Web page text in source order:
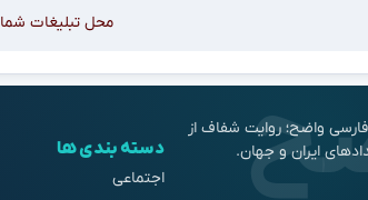
محل تبلیغات شما
واضح؛ روایت شفاف از
ایران و جهان.
دسته بندی ها
اجتماعی